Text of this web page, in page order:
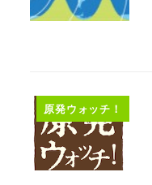
原発ウォッチ！